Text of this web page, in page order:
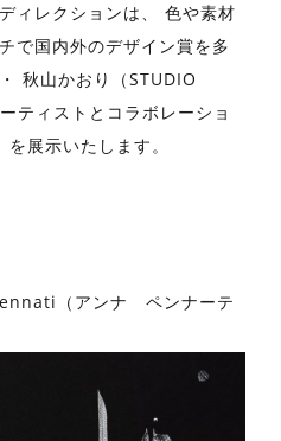
ィレクションは、 色や素材
で国内外のデザイン賞を多
秋山かおり（STUDIO
ティストとコラボレーショ
展示いたします。
（アンナ ペンナーテ